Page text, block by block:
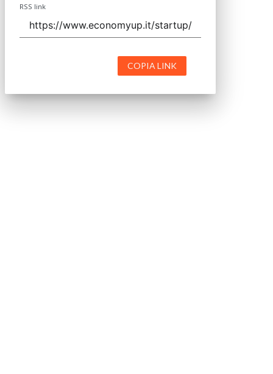
RSS link
COPIA LINK